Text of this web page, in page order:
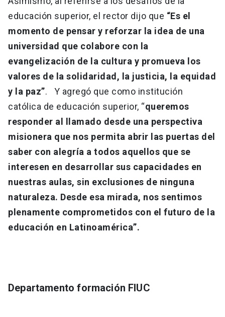
educación superior, el rector dijo que “Es el
momento de pensar y reforzar la idea de una
universidad que colabore con la
evangelización de la cultura y promueva los
valores de la solidaridad, la justicia, la equidad
y la paz”. Y agregó que como institución
católica de educación superior, “queremos
responder al llamado desde una perspectiva
misionera que nos permita abrir las puertas del
saber con alegría a todos aquellos que se
interesen en desarrollar sus capacidades en
nuestras aulas, sin exclusiones de ninguna
naturaleza. Desde esa mirada, nos sentimos
plenamente comprometidos con el futuro de la
educación en Latinoamérica”.
Departamento formación FIUC